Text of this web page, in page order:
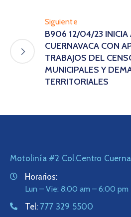
Siguiente
B906 12/04/23 INICIA
CUERNAVACA CON
TRABAJOS DEL
MUNICIPALES Y
TERRITORIALES
Motolinía #2 Col.Centro
Horarios:
Lun – Vie: 8:00 am – 6:00 pm
Tel: 777 329 5500